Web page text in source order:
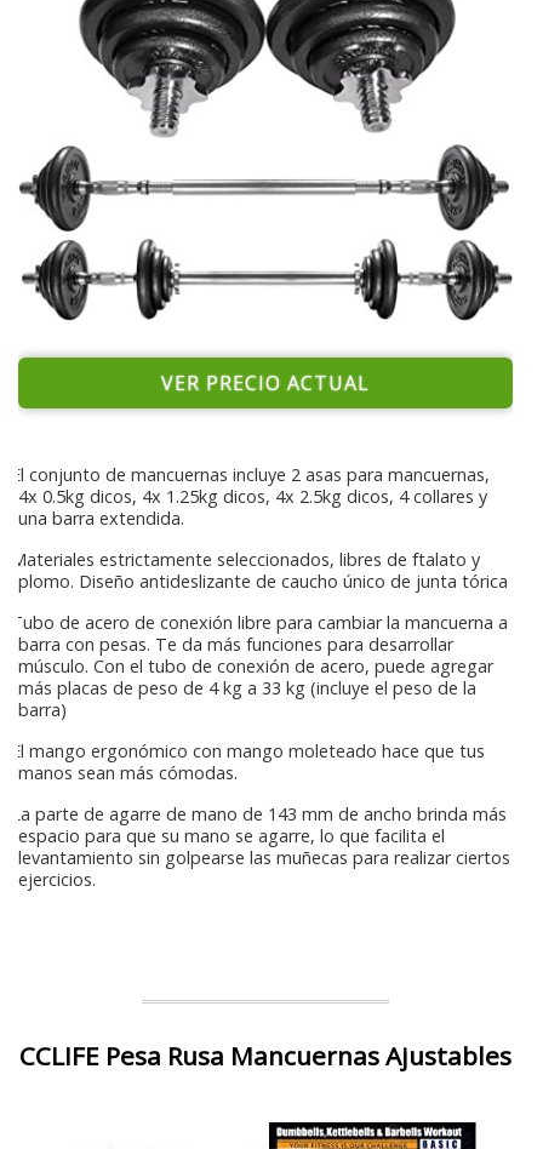
VER PRECIO ACTUAL
El conjunto de mancuernas incluye 2 asas para mancuernas,
4x 0.5kg dicos, 4x 1.25kg dicos, 4x 2.5kg dicos, 4 collares y
una barra extendida.
Materiales estrictamente seleccionados, libres de ftalato y
plomo. Diseño antideslizante de caucho único de junta tórica
Tubo de acero de conexión libre para cambiar la mancuerna a
barra con pesas. Te da más funciones para desarrollar
músculo. Con el tubo de conexión de acero, puede agregar
más placas de peso de 4 kg a 33 kg (incluye el peso de la
barra)
El mango ergonómico con mango moleteado hace que tus
manos sean más cómodas.
La parte de agarre de mano de 143 mm de ancho brinda más
espacio para que su mano se agarre, lo que facilita el
levantamiento sin golpearse las muñecas para realizar ciertos
ejercicios.
CCLIFE Pesa Rusa Mancuernas Ajustables